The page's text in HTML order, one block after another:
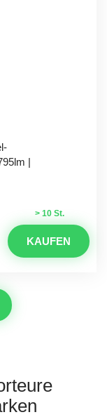
|
> 10 St.
KAUFEN